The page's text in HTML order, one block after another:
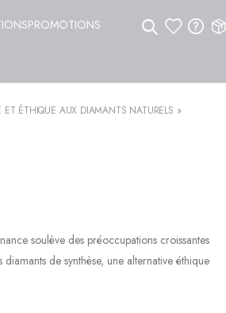
PROMOTIONS
ÉTHIQUE AUX DIAMANTS NATURELS »
soulève des préoccupations croissantes
de synthèse, une alternative éthique